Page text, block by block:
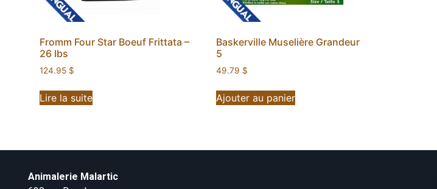
Fromm Four Star Boeuf Frittata –
26 lbs
124.95 $
Lire la suite
Baskerville Muselière Grandeur
5
49.79 $
Ajouter au panier
Animalerie Malartic